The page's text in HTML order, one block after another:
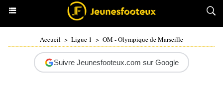
Accueil > Ligue 1 > OM - Olympique de Marseille
Suivre Jeunesfooteux.com sur Google